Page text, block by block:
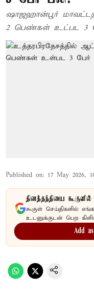
ஷாஜஹான்பூர்
2 பெண்கள் உட்பட 3
Published on: 17 May 2026,
தினத்தந்தியை
கூகுள் செய்திகளில்
உடனுக்குடன் பெற
Add